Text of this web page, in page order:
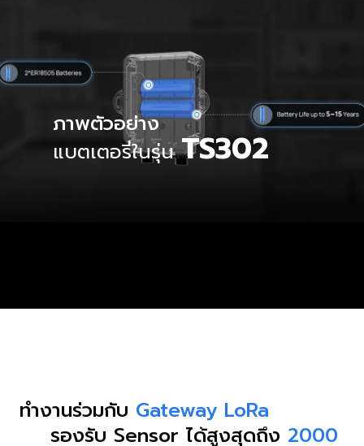
ภาพตัวอย่าง
แบตเตอรี่ในรุ่นTS302
ทำงานร่วมกับ Gateway LoRa
รองรับ Sensor ได้สูงสุดถึง 2000